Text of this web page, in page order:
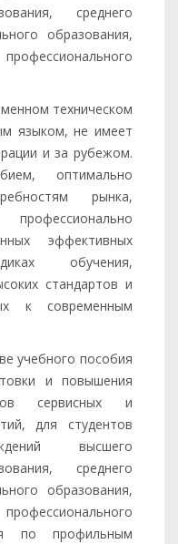
среднего
образования,
техническом
языком, не имеет
и за рубежом.
оптимально
рынка,
эффективных
обучения,
стандартов и
к современным
учебного пособия
и повышения
сервисных и
для студентов
высшего
среднего
образования,
по профильным